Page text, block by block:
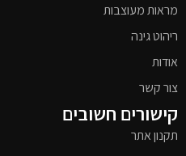
מראות מעוצבות
ריהוט גינה
אודות
צור קשר
קישורים חשובים
תקנון אתר